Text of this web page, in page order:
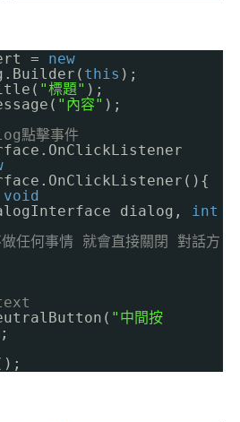
= new
this );
"標題" );
"內容" );
點擊事件
void
dialog, int
任何事情 就會直接關閉 對話方
"中間按